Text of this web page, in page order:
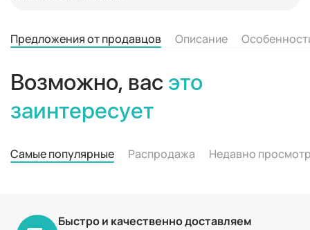
Предложения от продавцов Описание
Возможно, вас это
заинтересует
Самые популярные Распродажа Недавно
Быстро и качественно доставляем